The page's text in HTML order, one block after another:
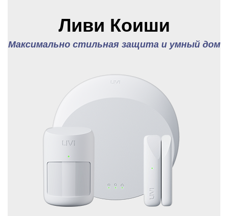
Ливи Коиши
Максимально стильная защита и умный дом